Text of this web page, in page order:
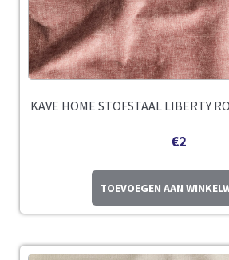
KAVE HOME STOFSTAAL LIBERTY
€2
TOEVOEGEN AAN